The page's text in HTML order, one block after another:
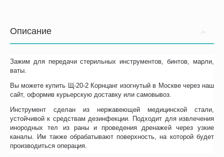
Описание
Зажим для передачи стерильных инструментов, бинтов, марли,
ваты.
Вы можете купить Щ-20-2 Корнцанг изогнутый в Москве через наш
сайт, оформив курьерскую доставку или самовывоз.
Инструмент сделан из нержавеющей медицинской стали,
устойчивой к средствам дезинфекции. Подходит для извлечения
инородных тел из раны и проведения дренажей через узкие
каналы. Им также обрабатывают поверхность, на которой будет
производиться операция.